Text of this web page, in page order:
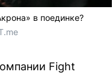
в поединке?
Fight